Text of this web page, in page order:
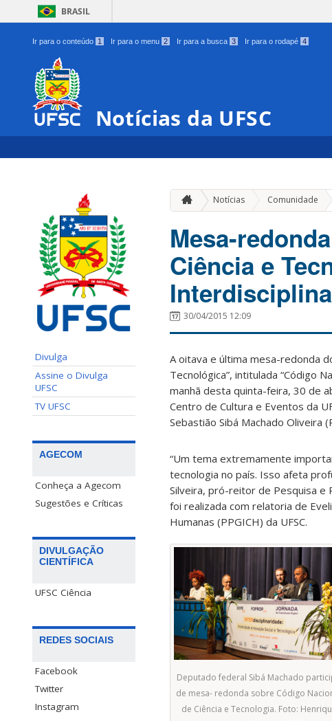
BRASIL
Ir para o conteúdo 1 Ir para o menu 2 Ir para a busca 3 Ir para o rodapé 4
Notícias da UFSC
Divulga
Assine o Divulga
UFSC
TV UFSC
AGECOM
Conheça a Agecom
Sugestões e Críticas
DIVULGAÇÃO
CIENTÍFICA
UFSC Ciência
REDES SOCIAIS
Facebook
Twitter
Instagram
Notícias Comunidade »
Mesa-
Ciência e
30/04/2015 12:09
A oitava e última mesa-redonda
Tecnológica”, intitulada “Código
manhã desta quinta-feira, 30 de
Centro de Cultura e Eventos da
Sebastião Sibá Machado Oliveira
“Um tema extremamente
tecnologia no país. Isso afeta
Silveira, pró-reitor de Pesquisa e
foi realizada com relatoria de
Humanas (PPGICH) da UFSC.
Deputado federal Sibá Machado
de mesa- redonda sobre Código
de Ciência e Tecnologia. Foto: